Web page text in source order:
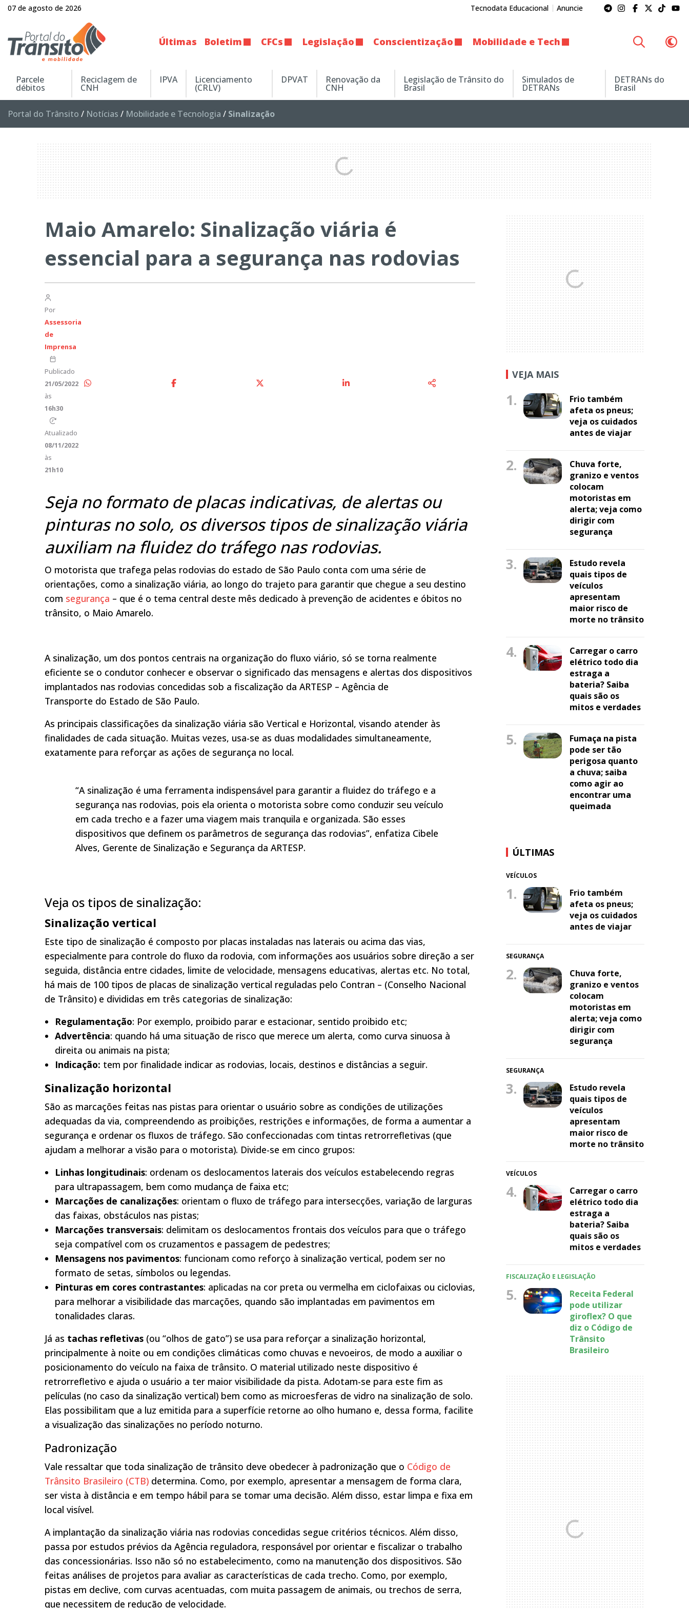
07 de agosto de 2026 Tecnodata Educacional Anuncie
Últimas Boletim CFCs Legislação Conscientização Mobilidade e Tech
Parcele
débitos
Reciclagem de
CNH
IPVA Licenciamento
(CRLV)
DPVAT Renovação da
CNH
Legislação de Trânsito do
Brasil
Simulados de
DETRANs
DETRANs do
Brasil
Portal do Trânsito / Notícias / Mobilidade e Tecnologia / Sinalização
Maio Amarelo: Sinalização viária é
essencial para a segurança nas rodovias
Por
Assessoria
de
Imprensa
Publicado
21/05/2022
às
16h30
Atualizado
08/11/2022
às
21h10
Seja no formato de placas indicativas, de alertas ou
pinturas no solo, os diversos tipos de sinalização viária
auxiliam na fluidez do tráfego nas rodovias.
O motorista que trafega pelas rodovias do estado de São Paulo conta com uma série de
orientações, como a sinalização viária, ao longo do trajeto para garantir que chegue a seu destino
com segurança – que é o tema central deste mês dedicado à prevenção de acidentes e óbitos no
trânsito, o Maio Amarelo.
A sinalização, um dos pontos centrais na organização do fluxo viário, só se torna realmente
eficiente se o condutor conhecer e observar o significado das mensagens e alertas dos dispositivos
implantados nas rodovias concedidas sob a fiscalização da ARTESP – Agência de
Transporte do Estado de São Paulo.
As principais classificações da sinalização viária são Vertical e Horizontal, visando atender às
finalidades de cada situação. Muitas vezes, usa-se as duas modalidades simultaneamente,
exatamente para reforçar as ações de segurança no local.
“A sinalização é uma ferramenta indispensável para garantir a fluidez do tráfego e a
segurança nas rodovias, pois ela orienta o motorista sobre como conduzir seu veículo
em cada trecho e a fazer uma viagem mais tranquila e organizada. São esses
dispositivos que definem os parâmetros de segurança das rodovias”, enfatiza Cibele
Alves, Gerente de Sinalização e Segurança da ARTESP.
Veja os tipos de sinalização:
Sinalização vertical
Este tipo de sinalização é composto por placas instaladas nas laterais ou acima das vias,
especialmente para controle do fluxo da rodovia, com informações aos usuários sobre direção a ser
seguida, distância entre cidades, limite de velocidade, mensagens educativas, alertas etc. No total,
há mais de 100 tipos de placas de sinalização vertical reguladas pelo Contran – (Conselho Nacional
de Trânsito) e divididas em três categorias de sinalização:
Regulamentação: Por exemplo, proibido parar e estacionar, sentido proibido etc;
Advertência: quando há uma situação de risco que merece um alerta, como curva sinuosa à
direita ou animais na pista;
Indicação: tem por finalidade indicar as rodovias, locais, destinos e distâncias a seguir.
Sinalização horizontal
São as marcações feitas nas pistas para orientar o usuário sobre as condições de utilizações
adequadas da via, compreendendo as proibições, restrições e informações, de forma a aumentar a
segurança e ordenar os fluxos de tráfego. São confeccionadas com tintas retrorrefletivas (que
ajudam a melhorar a visão para o motorista). Divide-se em cinco grupos:
Linhas longitudinais: ordenam os deslocamentos laterais dos veículos estabelecendo regras
para ultrapassagem, bem como mudança de faixa etc;
Marcações de canalizações: orientam o fluxo de tráfego para intersecções, variação de larguras
das faixas, obstáculos nas pistas;
Marcações transversais: delimitam os deslocamentos frontais dos veículos para que o tráfego
seja compatível com os cruzamentos e passagem de pedestres;
Mensagens nos pavimentos: funcionam como reforço à sinalização vertical, podem ser no
formato de setas, símbolos ou legendas.
Pinturas em cores contrastantes: aplicadas na cor preta ou vermelha em ciclofaixas ou ciclovias,
para melhorar a visibilidade das marcações, quando são implantadas em pavimentos em
tonalidades claras.
Já as tachas refletivas (ou “olhos de gato”) se usa para reforçar a sinalização horizontal,
principalmente à noite ou em condições climáticas como chuvas e nevoeiros, de modo a auxiliar o
posicionamento do veículo na faixa de trânsito. O material utilizado neste dispositivo é
retrorrefletivo e ajuda o usuário a ter maior visibilidade da pista. Adotam-se para este fim as
películas (no caso da sinalização vertical) bem como as microesferas de vidro na sinalização de solo.
Elas possibilitam que a luz emitida para a superfície retorne ao olho humano e, dessa forma, facilite
a visualização das sinalizações no período noturno.
Padronização
Vale ressaltar que toda sinalização de trânsito deve obedecer à padronização que o Código de
Trânsito Brasileiro (CTB) determina. Como, por exemplo, apresentar a mensagem de forma clara,
ser vista à distância e em tempo hábil para se tomar uma decisão. Além disso, estar limpa e fixa em
local visível.
A implantação da sinalização viária nas rodovias concedidas segue critérios técnicos. Além disso,
passa por estudos prévios da Agência reguladora, responsável por orientar e fiscalizar o trabalho
das concessionárias. Isso não só no estabelecimento, como na manutenção dos dispositivos. São
feitas análises de projetos para avaliar as características de cada trecho. Como, por exemplo,
pistas em declive, com curvas acentuadas, com muita passagem de animais, ou trechos de serra,
que necessitem de redução de velocidade.
VEJA MAIS
1.
Frio também
afeta os pneus;
veja os cuidados
antes de viajar
2.
Chuva forte,
granizo e ventos
colocam
motoristas em
alerta; veja como
dirigir com
segurança
3.
Estudo revela
quais tipos de
veículos
apresentam
maior risco de
morte no trânsito
4.
Carregar o carro
elétrico todo dia
estraga a
bateria? Saiba
quais são os
mitos e verdades
5.
Fumaça na pista
pode ser tão
perigosa quanto
a chuva; saiba
como agir ao
encontrar uma
queimada
ÚLTIMAS
VEÍCULOS
1.
Frio também
afeta os pneus;
veja os cuidados
antes de viajar
SEGURANÇA
2.
Chuva forte,
granizo e ventos
colocam
motoristas em
alerta; veja como
dirigir com
segurança
SEGURANÇA
3.
Estudo revela
quais tipos de
veículos
apresentam
maior risco de
morte no trânsito
VEÍCULOS
4.
Carregar o carro
elétrico todo dia
estraga a
bateria? Saiba
quais são os
mitos e verdades
FISCALIZAÇÃO E LEGISLAÇÃO
5.
Receita Federal
pode utilizar
giroflex? O que
diz o Código de
Trânsito
Brasileiro